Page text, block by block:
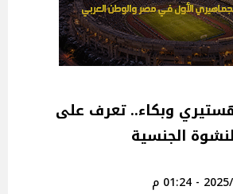
وبكاء.. تعرف على
الجنسية